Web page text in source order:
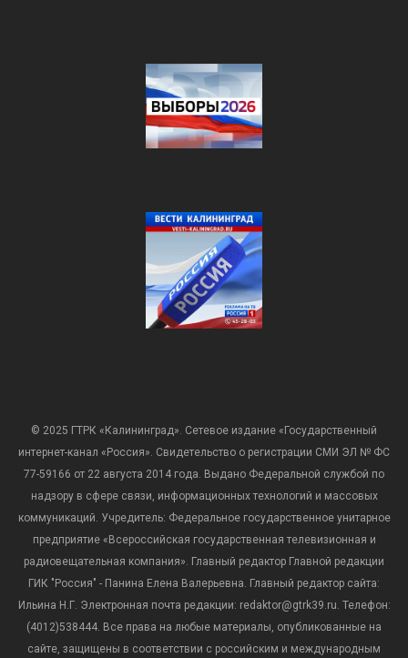
© 2025 ГТРК «Калининград». Сетевое издание «Государственный
интернет-канал «Россия». Свидетельство о регистрации СМИ ЭЛ № ФС
77-59166 от 22 августа 2014 года. Выдано Федеральной службой по
надзору в сфере связи, информационных технологий и массовых
коммуникаций. Учредитель: Федеральное государственное унитарное
предприятие «Всероссийская государственная телевизионная и
радиовещательная компания». Главный редактор Главной редакции
ГИК "Россия" - Панина Елена Валерьевна. Главный редактор сайта:
Ильина Н.Г. Электронная почта редакции: redaktor@gtrk39.ru. Телефон:
(4012)538444. Все права на любые материалы, опубликованные на
сайте, защищены в соответствии с российским и международным